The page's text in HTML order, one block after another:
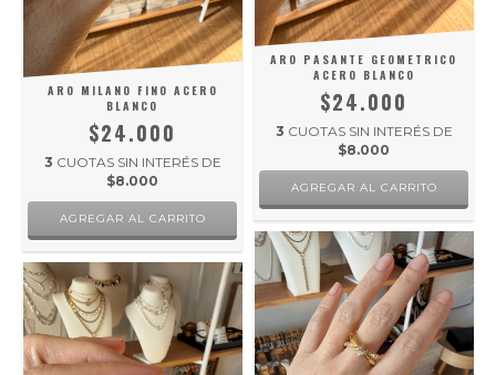
ARO MILANO FINO ACERO
BLANCO
$24.000
3 CUOTAS SIN INTERÉS DE
$8.000
ARO PASANTE GEOMETRICO
ACERO BLANCO
$24.000
3 CUOTAS SIN INTERÉS DE
$8.000